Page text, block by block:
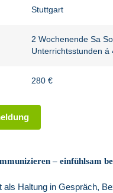
Stuttgart
2 Wochenende Sa
Unterrichtsstunden á
280 €
– einfühlsam
als Haltung in Gespräch,